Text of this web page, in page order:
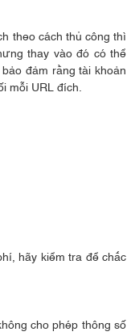
theo cách thủ công thì
thay vào đó có thể
đảm rằng tài khoản
mỗi URL đích.
hãy kiểm tra để chắc
cho phép thông số